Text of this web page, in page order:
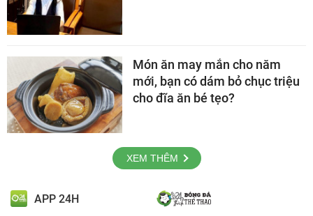
Món ăn may mắn cho năm
mới, bạn có dám bỏ chục triệu
cho đĩa ăn bé tẹo?
XEM THÊM
APP 24H